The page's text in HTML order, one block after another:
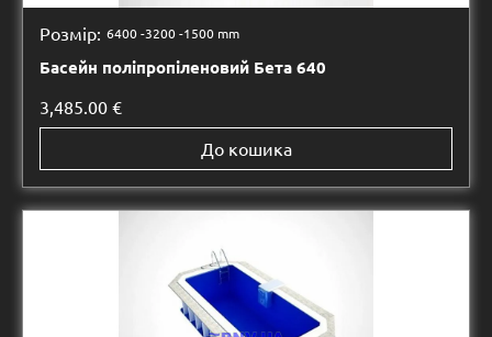
Розмір: 6400 -3200 -1500 mm
Басейн поліпропіленовий Бета 640
3,485.00 €
До кошика